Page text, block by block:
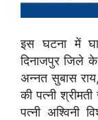
इस घटना में
दिनाजपुर जिले के
अन्नत सुबास
की पत्नी
पत्नी अश्विनी